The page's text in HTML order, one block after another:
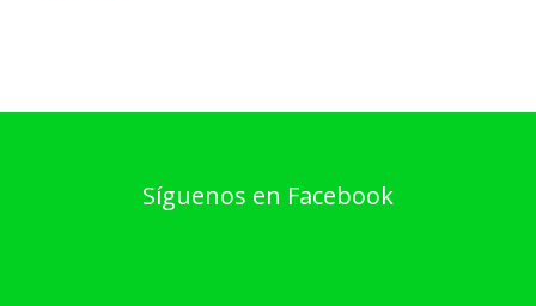
Síguenos en Facebook